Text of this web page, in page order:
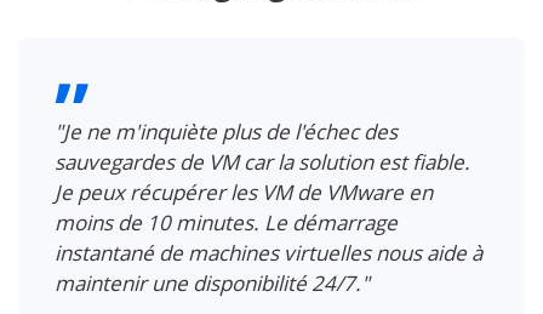
"Je ne m'inquiète plus de l'échec des
sauvegardes de VM car la solution est fiable.
Je peux récupérer les VM de VMware en
moins de 10 minutes. Le démarrage
instantané de machines virtuelles nous aide à
maintenir une disponibilité 24/7."